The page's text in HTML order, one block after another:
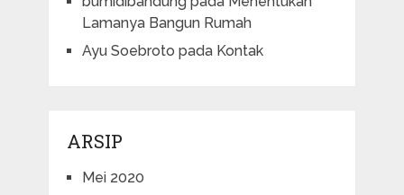
Lamanya Bangun Rumah
Ayu Soebroto pada Kontak
ARSIP
Mei 2020